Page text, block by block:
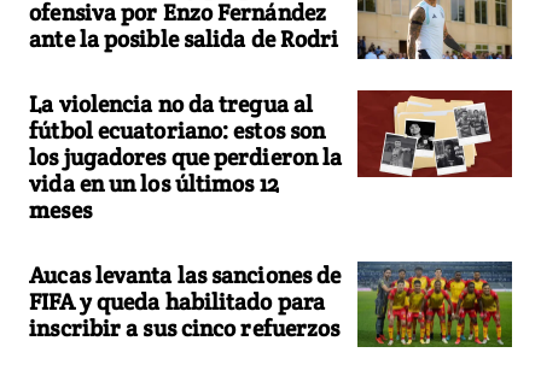
ofensiva por Enzo Fernández
ante la posible salida de Rodri
La violencia no da tregua al
fútbol ecuatoriano: estos son
los jugadores que perdieron la
vida en un los últimos 12
meses
Aucas levanta las sanciones de
FIFA y queda habilitado para
inscribir a sus cinco refuerzos